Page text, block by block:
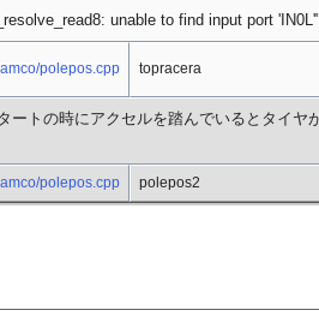
unable to find input port
polepos.cpp topracera
ートの時にアクセルを踏んでいるとタイ
polepos.cpp polepos2